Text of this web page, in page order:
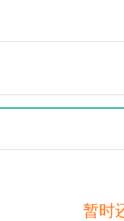
暂时